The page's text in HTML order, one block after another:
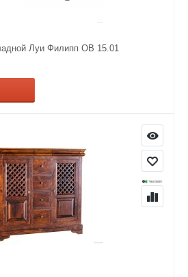
Луи Филипп ОВ 15.01